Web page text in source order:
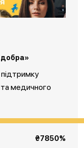
добра»
медичного
₴7850%